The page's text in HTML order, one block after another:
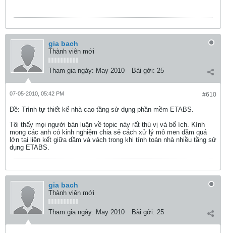
gia bach
Thành viên mới
Tham gia ngày: May 2010 Bài gởi: 25
#610
07-05-2010, 05:42 PM
Ðề: Trình tự thiết kế nhà cao tầng sử dụng phần mềm ETABS.
Tôi thấy mọi người bàn luận về topic này rất thú vị và bổ ích. Kính
mong các anh có kinh nghiệm chia sẻ cách xử lý mô men dầm quá
lớn tại liên kết giữa dầm và vách trong khi tính toán nhà nhiều tầng sử
dụng ETABS.
gia bach
Thành viên mới
Tham gia ngày: May 2010 Bài gởi: 25